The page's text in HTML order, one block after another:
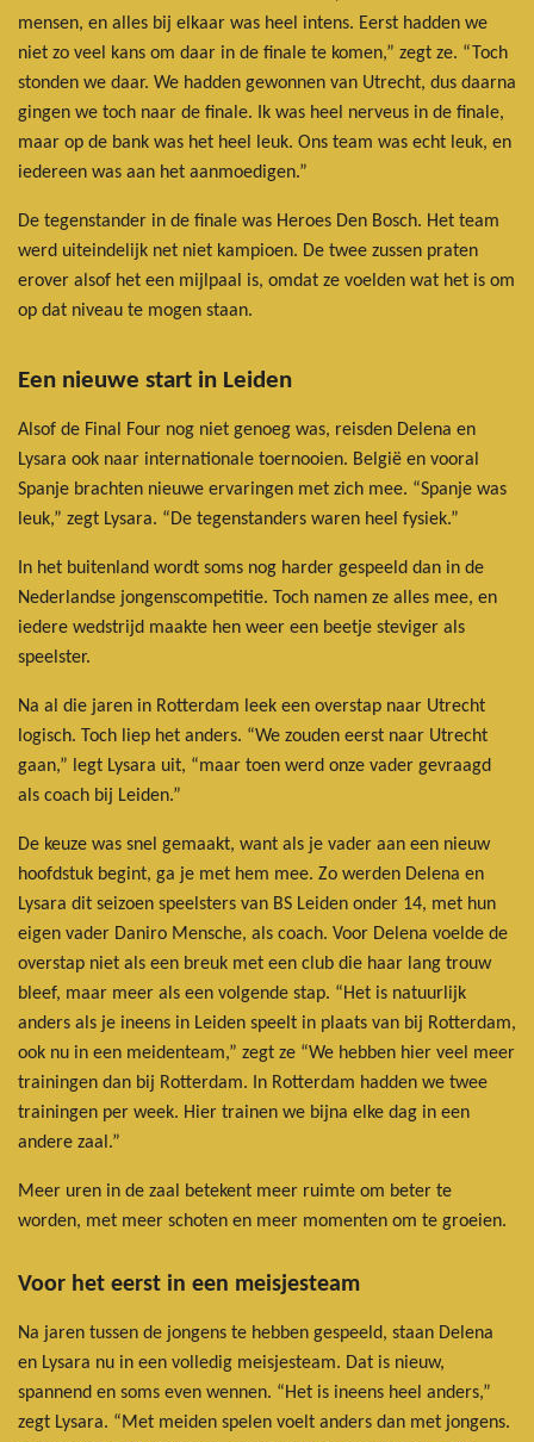
mensen, en alles bij elkaar was heel intens. Eerst hadden we
niet zo veel kans om daar in de finale te komen,” zegt ze. “Toch
stonden we daar. We hadden gewonnen van Utrecht, dus daarna
gingen we toch naar de finale. Ik was heel nerveus in de finale,
maar op de bank was het heel leuk. Ons team was echt leuk, en
iedereen was aan het aanmoedigen.”
De tegenstander in de finale was Heroes Den Bosch. Het team
werd uiteindelijk net niet kampioen. De twee zussen praten
erover alsof het een mijlpaal is, omdat ze voelden wat het is om
op dat niveau te mogen staan.
Een nieuwe start in Leiden
Alsof de Final Four nog niet genoeg was, reisden Delena en
Lysara ook naar internationale toernooien. België en vooral
Spanje brachten nieuwe ervaringen met zich mee. “Spanje was
leuk,” zegt Lysara. “De tegenstanders waren heel fysiek.”
In het buitenland wordt soms nog harder gespeeld dan in de
Nederlandse jongenscompetitie. Toch namen ze alles mee, en
iedere wedstrijd maakte hen weer een beetje steviger als
speelster.
Na al die jaren in Rotterdam leek een overstap naar Utrecht
logisch. Toch liep het anders. “We zouden eerst naar Utrecht
gaan,” legt Lysara uit, “maar toen werd onze vader gevraagd
als coach bij Leiden.”
De keuze was snel gemaakt, want als je vader aan een nieuw
hoofdstuk begint, ga je met hem mee. Zo werden Delena en
Lysara dit seizoen speelsters van BS Leiden onder 14, met hun
eigen vader Daniro Mensche, als coach. Voor Delena voelde de
overstap niet als een breuk met een club die haar lang trouw
bleef, maar meer als een volgende stap. “Het is natuurlijk
anders als je ineens in Leiden speelt in plaats van bij Rotterdam,
ook nu in een meidenteam,” zegt ze “We hebben hier veel meer
trainingen dan bij Rotterdam. In Rotterdam hadden we twee
trainingen per week. Hier trainen we bijna elke dag in een
andere zaal.”
Meer uren in de zaal betekent meer ruimte om beter te
worden, met meer schoten en meer momenten om te groeien.
Voor het eerst in een meisjesteam
Na jaren tussen de jongens te hebben gespeeld, staan Delena
en Lysara nu in een volledig meisjesteam. Dat is nieuw,
spannend en soms even wennen. “Het is ineens heel anders,”
zegt Lysara. “Met meiden spelen voelt anders dan met jongens.